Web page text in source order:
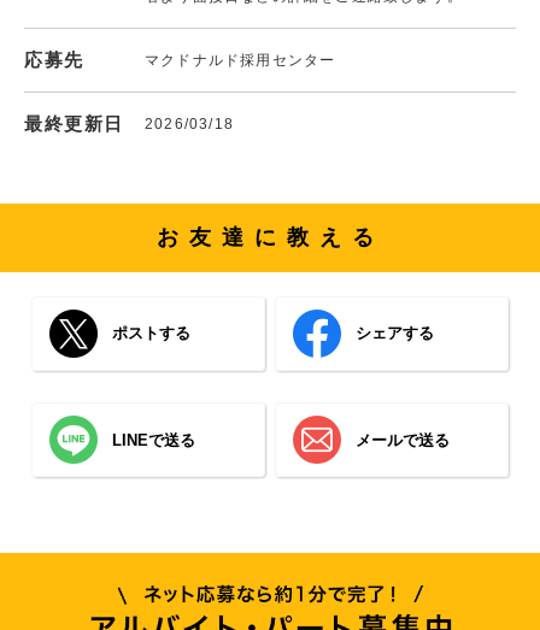
応募先 マクドナルド採用センター
最終更新日 2026/03/18
お友達に教える
ポストする シェアする
LINEで送る メールで送る